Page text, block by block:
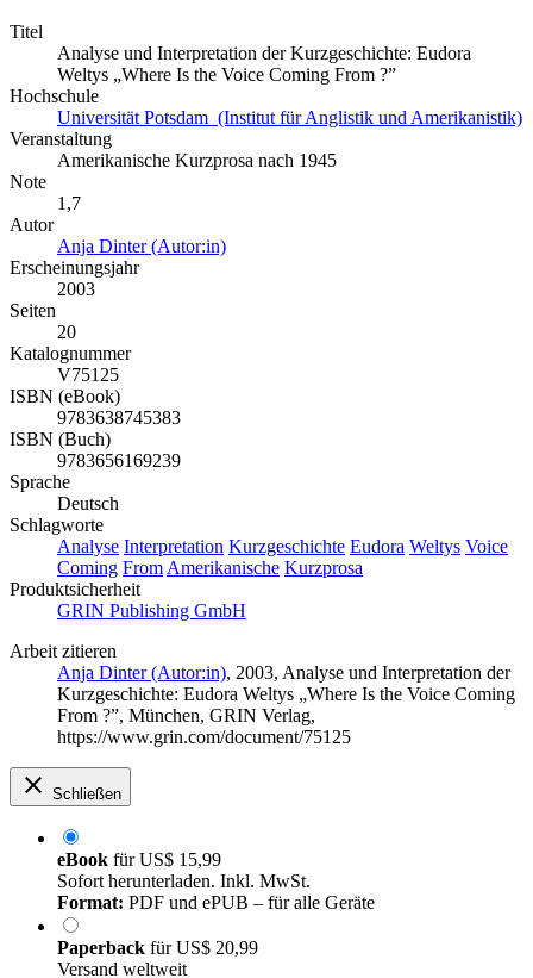
Titel
Analyse und Interpretation der Kurzgeschichte: Eudora
Weltys „Where Is the Voice Coming From ?”
Hochschule
Universität Potsdam (Institut für Anglistik und Amerikanistik)
Veranstaltung
Amerikanische Kurzprosa nach 1945
Note
1,7
Autor
Anja Dinter (Autor:in)
Erscheinungsjahr
2003
Seiten
20
Katalognummer
V75125
ISBN (eBook)
9783638745383
ISBN (Buch)
9783656169239
Sprache
Deutsch
Schlagworte
Analyse Interpretation Kurzgeschichte Eudora Weltys Voice
Coming From Amerikanische Kurzprosa
Produktsicherheit
GRIN Publishing GmbH
Arbeit zitieren
Anja Dinter (Autor:in), 2003, Analyse und Interpretation der
Kurzgeschichte: Eudora Weltys „Where Is the Voice Coming
From ?”, München, GRIN Verlag,
https://www.grin.com/document/75125
Schließen
eBook fürUS$ 15,99
Sofort herunterladen. Inkl. MwSt.
Format: PDF und ePUB – für alle Geräte
Paperback fürUS$ 20,99
Versand weltweit